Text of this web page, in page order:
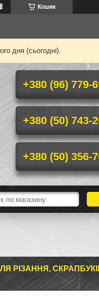
Кошик
дня (сьогодні).
+380 (96) 779-
+380 (50) 743-
+380 (50) 356-
РІЗАННЯ,